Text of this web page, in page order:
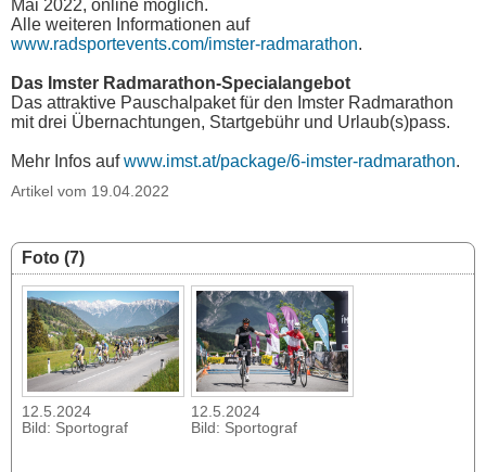
Mai 2022, online möglich.
Alle weiteren Informationen auf
www.radsportevents.com/imster-radmarathon.
Das Imster Radmarathon-Specialangebot
Das attraktive Pauschalpaket für den Imster Radmarathon
mit drei Übernachtungen, Startgebühr und Urlaub(s)pass.
Mehr Infos aufwww.imst.at/package/6-imster-radmarathon.
Artikel vom 19.04.2022
Foto (7)
12.5.2024
Bild: Sportograf
12.5.2024
Bild: Sportograf